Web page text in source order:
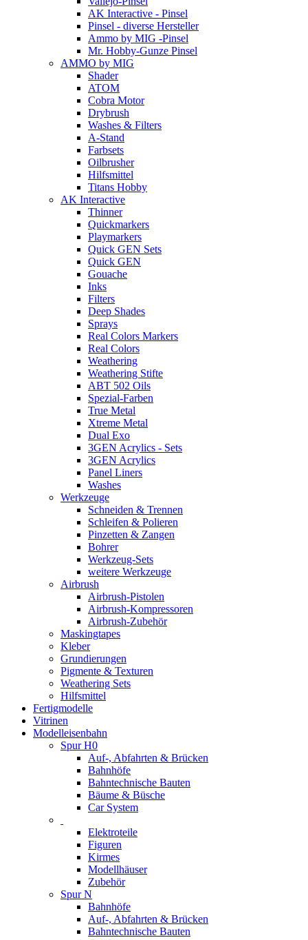
AK Interactive - Pinsel
Pinsel - diverse Hersteller
Ammo by MIG -Pinsel
Mr. Hobby-Gunze Pinsel
AMMO by MIG
Shader
ATOM
Cobra Motor
Drybrush
Washes & Filters
A-Stand
Farbsets
Oilbrusher
Hilfsmittel
Titans Hobby
AK Interactive
Thinner
Quickmarkers
Playmarkers
Quick GEN Sets
Quick GEN
Gouache
Inks
Filters
Deep Shades
Sprays
Real Colors Markers
Real Colors
Weathering
Weathering Stifte
ABT 502 Oils
Spezial-Farben
True Metal
Xtreme Metal
Dual Exo
3GEN Acrylics - Sets
3GEN Acrylics
Panel Liners
Washes
Werkzeuge
Schneiden & Trennen
Schleifen & Polieren
Pinzetten & Zangen
Bohrer
Werkzeug-Sets
weitere Werkzeuge
Airbrush
Airbrush-Pistolen
Airbrush-Kompressoren
Airbrush-Zubehör
Maskingtapes
Kleber
Grundierungen
Pigmente & Texturen
Weathering Sets
Hilfsmittel
Fertigmodelle
Vitrinen
Modelleisenbahn
Spur H0
Auf-, Abfahrten & Brücken
Bahnhöfe
Bahntechnische Bauten
Bäume & Büsche
Car System
Elektroteile
Figuren
Kirmes
Modellhäuser
Zubehör
Spur N
Bahnhöfe
Auf-, Abfahrten & Brücken
Bahntechnische Bauten